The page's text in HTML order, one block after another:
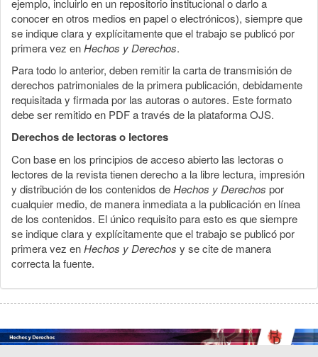
ejemplo, incluirlo en un repositorio institucional o darlo a
conocer en otros medios en papel o electrónicos), siempre que
se indique clara y explícitamente que el trabajo se publicó por
primera vez enHechos y Derechos.
Para todo lo anterior, deben remitir la carta de transmisión de
derechos patrimoniales de la primera publicación, debidamente
requisitada y firmada por las autoras o autores. Este formato
debe ser remitido en PDF a través de la plataforma OJS.
Derechos de lectoras o lectores
Con base en los principios de acceso abierto las lectoras o
lectores de la revista tienen derecho a la libre lectura, impresión
y distribución de los contenidos deHechos y Derechos por
cualquier medio, de manera inmediata a la publicación en línea
de los contenidos. El único requisito para esto es que siempre
se indique clara y explícitamente que el trabajo se publicó por
primera vez enHechos y Derechos y se cite de manera
correcta la fuente.